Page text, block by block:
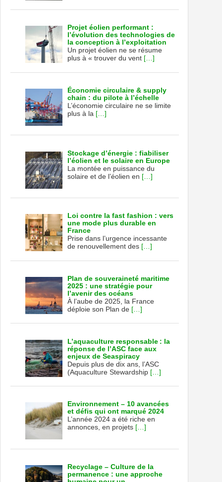
Projet éolien performant :
l’évolution des technologies de
la conception à l’exploitation
Un projet éolien ne se résume
plus à « trouver du vent […]
Économie circulaire & supply
chain : du pilote à l’échelle
L’économie circulaire ne se limite
plus à la […]
Stockage d’énergie : fiabiliser
l’éolien et le solaire en Europe
La montée en puissance du
solaire et de l’éolien en […]
Loi contre la fast fashion : vers
une mode plus durable en
France
Prise dans l’urgence incessante
de renouvellement des […]
Plan de souveraineté maritime
2025 : une stratégie pour
l’avenir des océans
À l’aube de 2025, la France
déploie son Plan de […]
L’aquaculture responsable : la
réponse de l’ASC face aux
enjeux de Seaspiracy
Depuis plus de dix ans, l’ASC
(Aquaculture Stewardship […]
Environnement – 10 avancées
et défis qui ont marqué 2024
L’année 2024 a été riche en
annonces, en projets […]
Recyclage – Culture de la
permanence : une approche